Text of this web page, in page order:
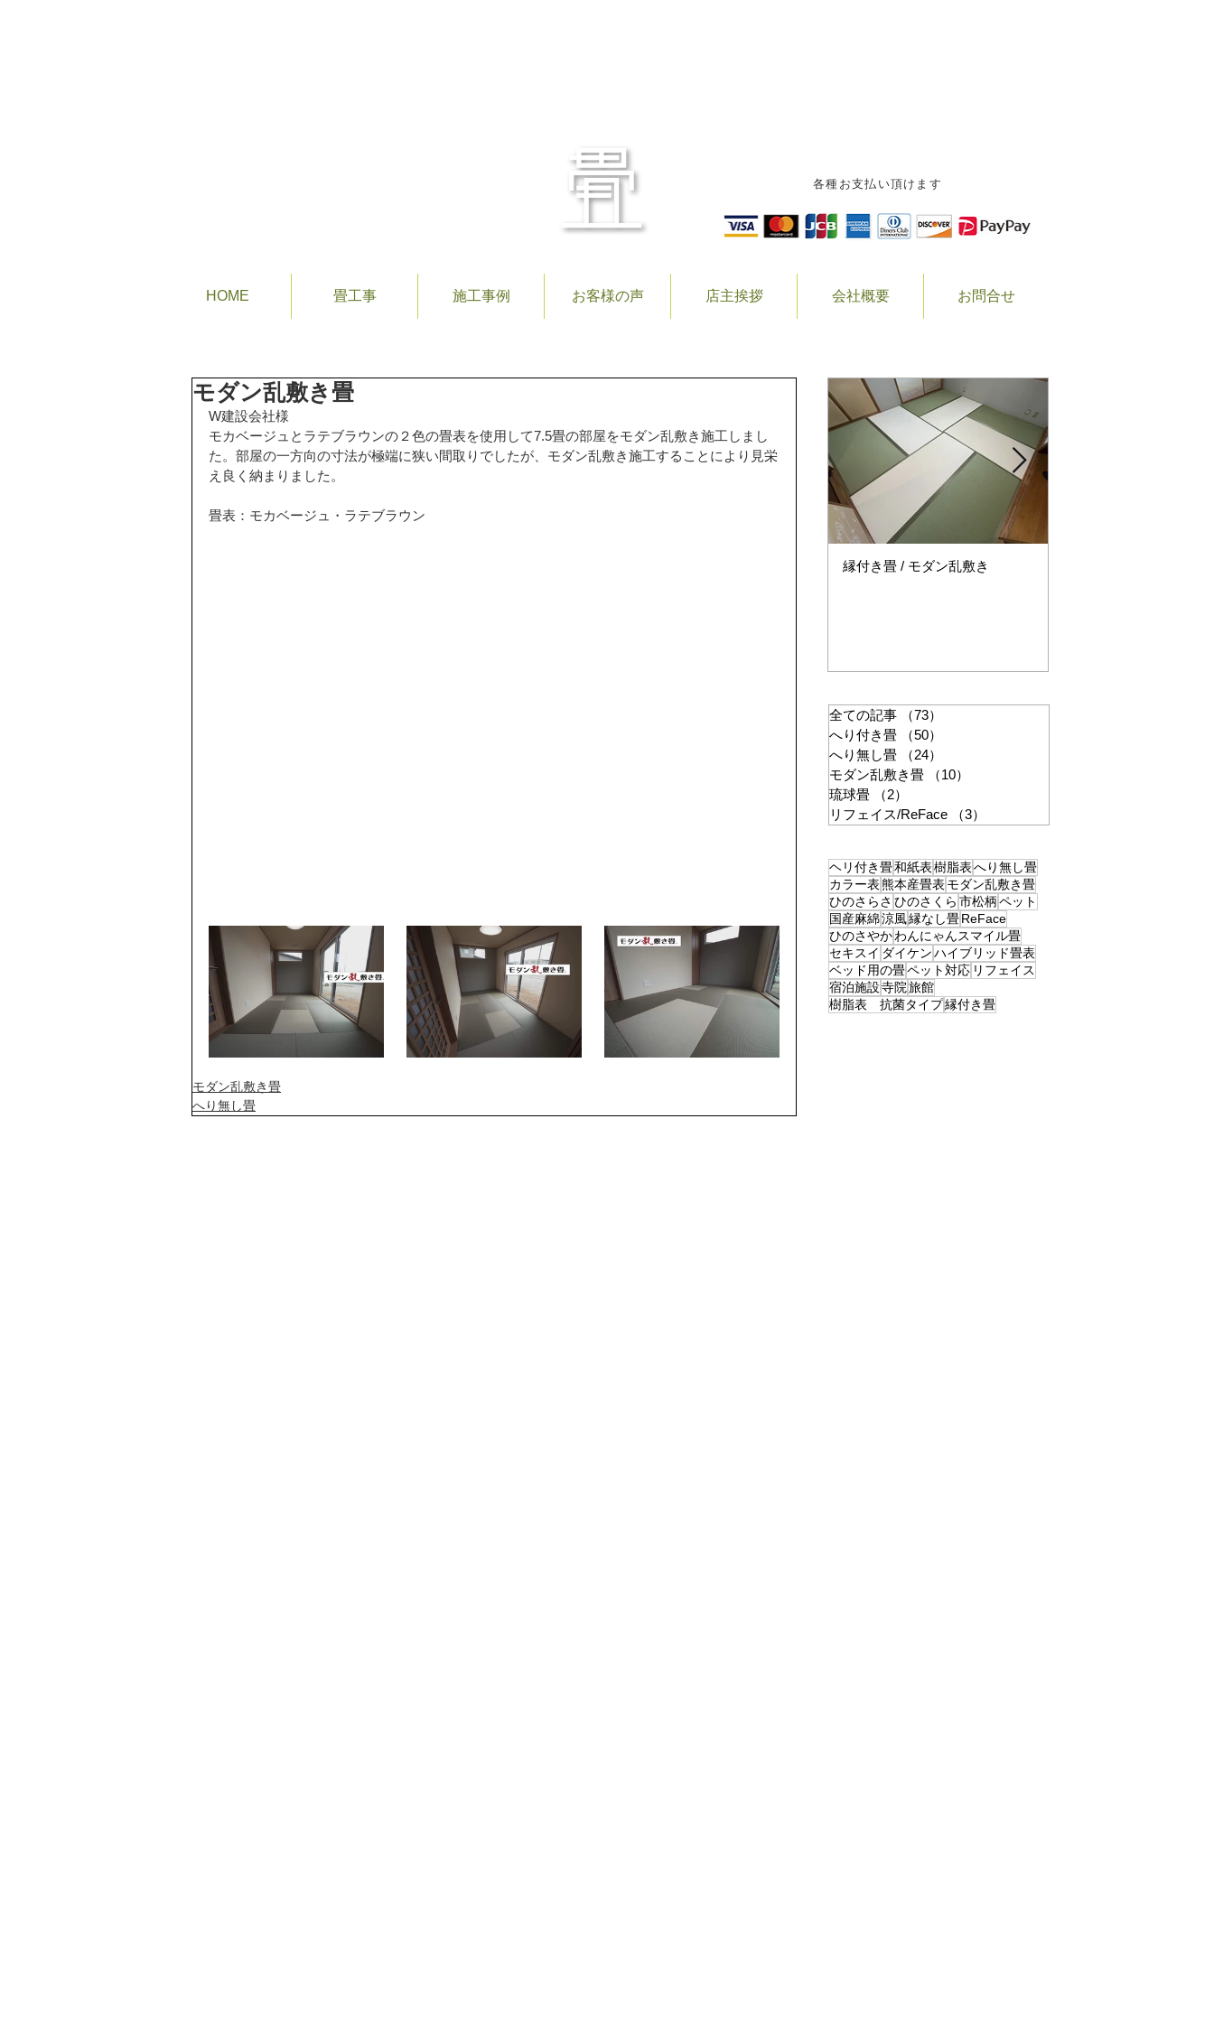
各種お支払い頂けます
HOME 畳工事 施工事例 お客様の声 店主挨拶 会社概要 お問合せ
モダン乱敷き畳
W建設会社様
モカベージュとラテブラウンの２色の畳表を使用して7.5畳の部屋をモダン乱敷き施工しまし
た。部屋の一方向の寸法が極端に狭い間取りでしたが、モダン乱敷き施工することにより見栄
え良く納まりました。
畳表：モカベージュ・ラテブラウン
モダン乱敷き畳
へり無し畳
縁付き畳 / モダン乱敷き
全ての記事 （73）
へり付き畳
（50）
へり無し畳
（24）
モダン乱敷き畳
（10）
琉球畳
（2）
リフェイス/ReFace
（3）
ヘリ付き畳和紙表樹脂表へり無し畳
カラー表熊本産畳表モダン乱敷き畳
ひのさらさ ひのさくら 市松柄ペット
国産麻綿涼風縁なし畳ReFace
ひのさやかわんにゃんスマイル畳
セキスイ ダイケンハイブリッド畳表
ベッド用の畳ペット対応 リフェイス
宿泊施設寺院旅館
樹脂表 抗菌タイプ縁付き畳